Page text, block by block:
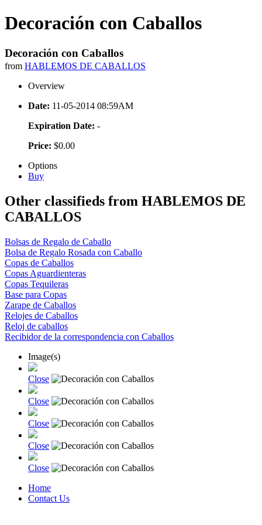
Decoración con Caballos
Decoración con Caballos
from HABLEMOS DE CABALLOS
Overview
Date: 11-05-2014 08:59AM
Expiration Date: -
Price: $0.00
Options
Buy
Other classifieds from HABLEMOS DE
CABALLOS
Bolsas de Regalo de Caballo
Bolsa de Regalo Rosada con Caballo
Copas de Caballos
Copas Aguardienteras
Copas Tequileras
Base para Copas
Zarape de Caballos
Relojes de Caballos
Reloj de caballos
Recibidor de la correspondencia con Caballos
Image(s)
Close
Close
Close
Close
Close
Home
Contact Us